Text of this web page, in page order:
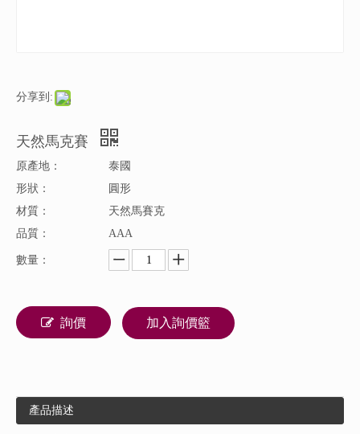
分享到:
天然馬克賽
原產地：
泰國
形狀：
圓形
材質：
天然馬賽克
品質：
AAA
數量：
詢價 加入詢價籃
產品描述